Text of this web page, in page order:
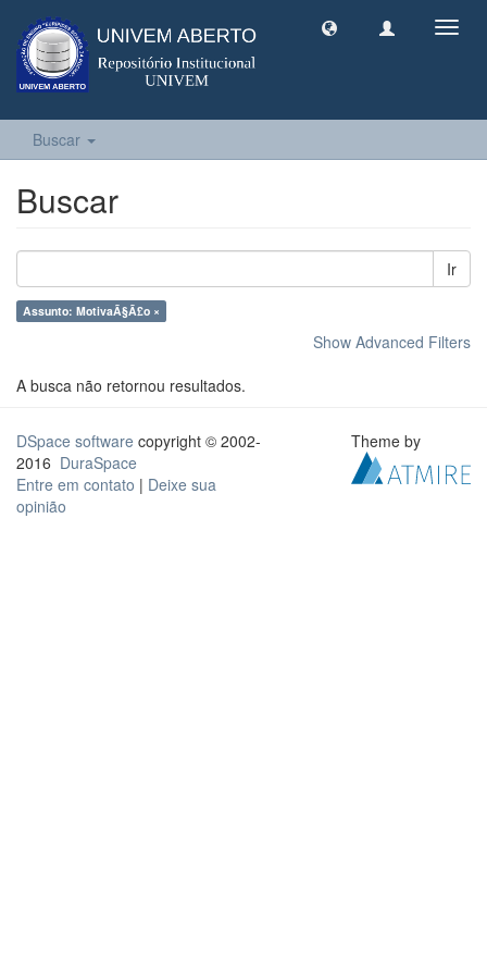
Buscar
Buscar
Ir
Assunto: MotivaÃ§Ã£o ×
Show Advanced Filters
A busca não retornou resultados.
DSpace software copyright © 2002-
2016 DuraSpace
Entre em contato | Deixe sua
opinião
Theme by